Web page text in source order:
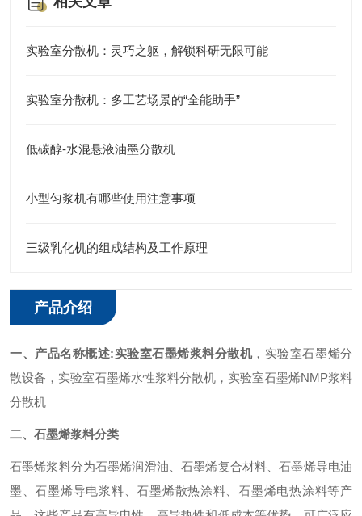
实验室分散机：灵巧之躯，解锁科研无限可能
实验室分散机：多工艺场景的“全能助手”
低碳醇-水混悬液油墨分散机
小型匀浆机有哪些使用注意事项
三级乳化机的组成结构及工作原理
产品介绍
一、产品名称概述:实验室石墨烯浆料分散机，实验室石墨烯分
散设备，实验室石墨烯水性浆料分散机，实验室石墨烯NMP浆料
分散机
二、石墨烯浆料分类
石墨烯浆料分为石墨烯润滑油、石墨烯复合材料、石墨烯导电油
墨、石墨烯导电浆料、石墨烯散热涂料、石墨烯电热涂料等产